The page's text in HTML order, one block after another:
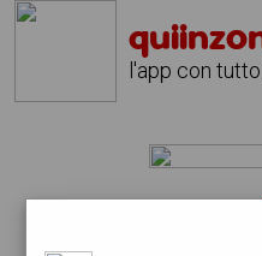
l'app con